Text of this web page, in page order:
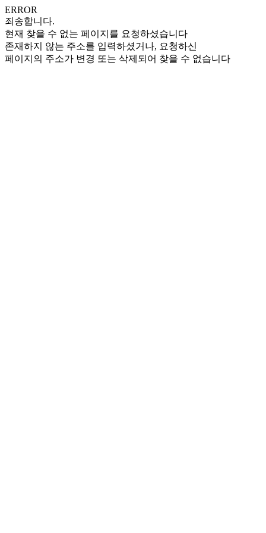
ERROR
죄송합니다.
현재 찾을 수 없는 페이지를 요청하셨습니다
존재하지 않는 주소를 입력하셨거나, 요청하신
페이지의 주소가 변경 또는 삭제되어 찾을 수 없습니다